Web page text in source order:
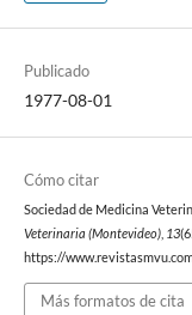
Publicado
1977-08-01
Cómo citar
Sociedad de Medicina
Veterinaria (Montevideo), 13
https://
Más formatos de cita